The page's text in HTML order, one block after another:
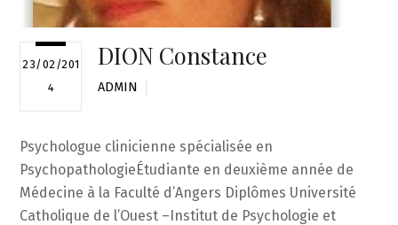
23/02/201
4
DION Constance
ADMIN
Psychologue clinicienne spécialisée en
PsychopathologieÉtudiante en deuxième année de
Médecine à la Faculté d’Angers Diplômes Université
Catholique de l’Ouest –Institut de Psychologie et